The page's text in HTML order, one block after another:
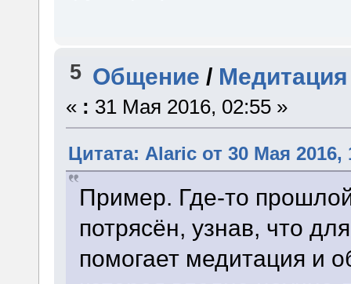
5 Общение / Медитация
« : 31 Мая 2016, 02:55 »
Цитата: Alaric от 30 Мая 2016,
Пример. Где-то
потрясён, узнав, что
помогает медитация и